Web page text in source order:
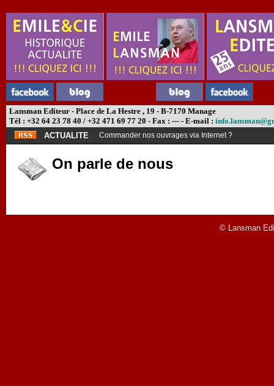
Lansman Editeur - Place de La Hestre , 19 - B-7170 Manage
Tél : +32 64 23 78 40 / +32 471 69 77 20 - Fax : --- - E-mail :
ACTUALITE
Commander nos ouvrages via Internet ?
On parle de nous
© Lansman